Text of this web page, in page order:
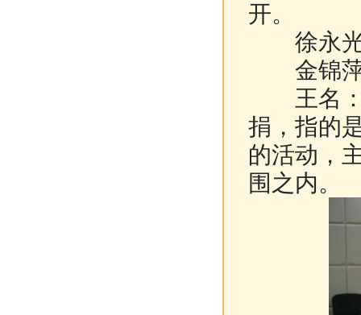
开。
徐永光
金锦萍
王名：
捐，指的
的活动，
围之内。